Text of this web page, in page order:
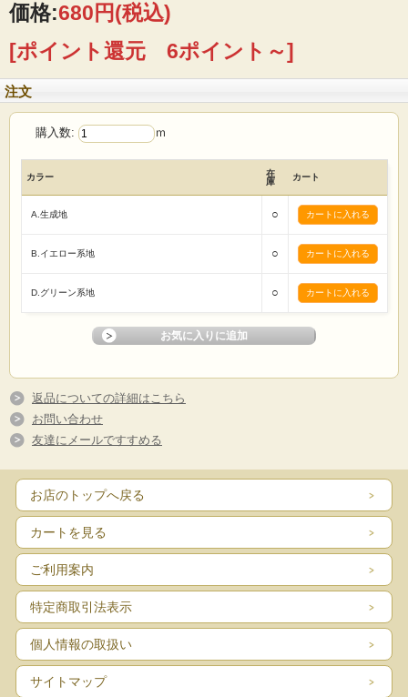
【ご注文前に必ずお読み下さい 】
☆生地は1m単位で切り売りいたします。
（例えば）
1mの場合→「1」 5mの場合→「5」
とご入力の程 宜しくお願いたします。
☆1点のご注文に対して、基本的に生地はつながった状態で送らせていただきま
☆画面上で見た色と実際の商品の色とは、写真撮影時の光源 またはお客様がお使
☆ロット違いで、反が異なると僅かに色・風合いが違う場合がありますので縫製
は
反毎に行う様お願い致します。
☆商品総額、税込5000円以上お買い上げで全国送料無料です。
す。
価格:680円(税込)
[ポイント還元 6ポイント～]
注文
購入数: ｍ
カラー
在
庫
カート
A.生成地 ○
B.イエロー系地 ○
D.グリーン系地 ○
返品についての詳細はこちら
お問い合わせ
友達にメールですすめる
お店のトップへ戻る
カートを見る
ご利用案内
特定商取引法表示
個人情報の取扱い
サイトマップ